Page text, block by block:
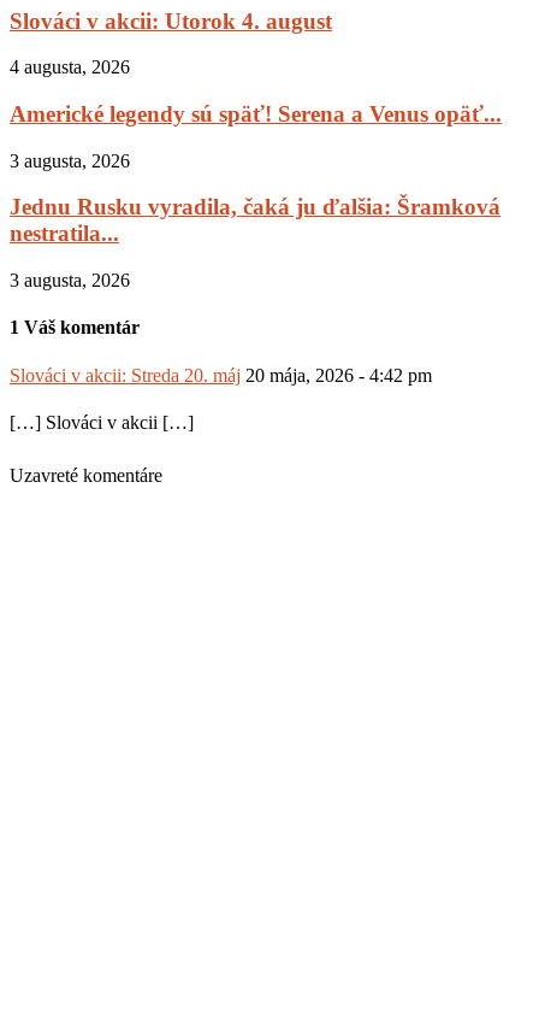
Slováci v akcii: Utorok 4. august
4 augusta, 2026
Americké legendy sú späť! Serena a Venus opäť...
3 augusta, 2026
Jednu Rusku vyradila, čaká ju ďalšia: Šramková
nestratila...
3 augusta, 2026
1 Váš komentár
Slováci v akcii: Streda 20. máj 20 mája, 2026 - 4:42 pm
[…] Slováci v akcii […]
Uzavreté komentáre